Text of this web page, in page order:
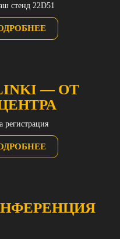
стенд 22D51
— ОТ
регистрация